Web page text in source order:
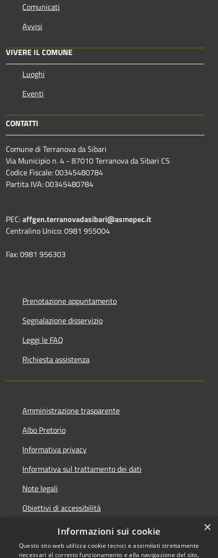
Comunicati
Avvisi
VIVERE IL COMUNE
Luoghi
Eventi
CONTATTI
Comune di Terranova da Sibari
Via Municipio n. 4 - 87010 Terranova da Sibari CS
Codice Fiscale: 00345480784
Partita IVA: 00345480784
PEC:affgen.terranovadasibari@asmepec.it
Centralino Unico: 0981 955004
Fax: 0981 956303
Prenotazione appuntamento
Segnalazione disservizio
Leggi le FAQ
Richiesta assistenza
Amministrazione trasparente
Albo Pretorio
Informativa privacy
Informativa sul trattamento dei dati
Note legali
Obiettivi di accessibilità
Dichiarazione di accessibilità
×
Informazioni sui cookie
Questo sito web utilizza cookie tecnici e assimilati strettamente
necessari al corretto funzionamento e alla navigazione del sito,